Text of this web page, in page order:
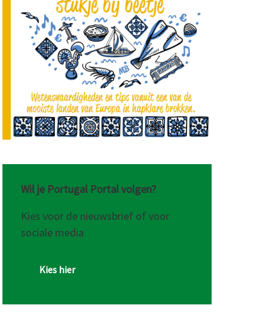
Wil je Portugal Portal volgen?
Kies voor de nieuwsbrief of voor
sociale media
Kies hier